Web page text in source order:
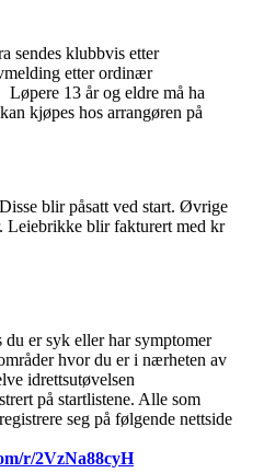
sendes klubbvis etter
etter ordinær
13 år og eldre må ha
kjøpes hos arrangøren på
blir påsatt ved start. Øvrige
Leiebrikke blir fakturert med kr
er syk eller har symptomer
hvor du er i nærheten av
idrettsutøvelsen
på startlistene. Alle som
seg på følgende nettside
r/2VzNa88cyH